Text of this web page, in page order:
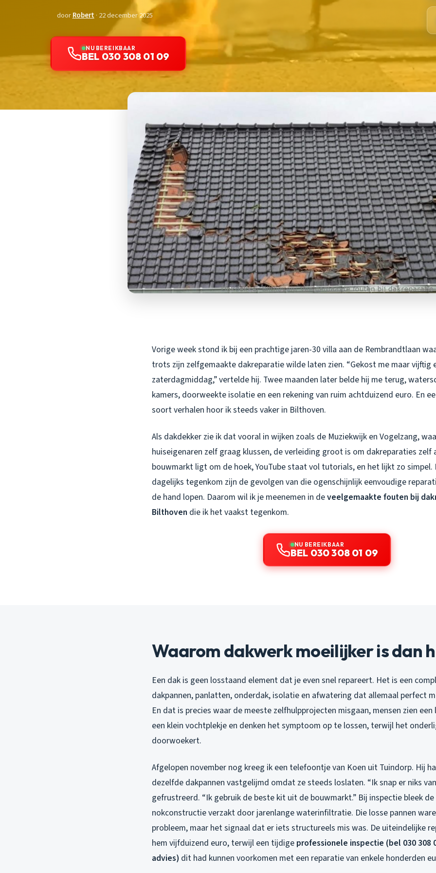
doorRobert· 22 december 2025
NU BEREIKBAAR
BEL 030 308 01 09
Vorige week stond ik bij een prachtige jaren-30 villa aan de Rembrandtlaan
trots zijn zelfgemaakte dakreparatie wilde laten zien. “Gekost me maar vijftig
zaterdagmiddag,” vertelde hij. Twee maanden later belde hij me terug,
kamers, doorweekte isolatie en een rekening van ruim achtduizend euro. En
soort verhalen hoor ik steeds vaker in Bilthoven.
Als dakdekker zie ik dat vooral in wijken zoals de Muziekwijk en Vogelzang,
huiseigenaren zelf graag klussen, de verleiding groot is om dakreparaties zelf
bouwmarkt ligt om de hoek, YouTube staat vol tutorials, en het lijkt zo simpel.
dagelijks tegenkom zijn de gevolgen van die ogenschijnlijk eenvoudige
de hand lopen. Daarom wil ik je meenemen in deveelgemaakte fouten bij
Bilthoven die ik het vaakst tegenkom.
NU BEREIKBAAR
BEL 030 308 01 09
Waarom dakwerk moeilijker is dan
Een dak is geen losstaand element dat je even snel repareert. Het is een
dakpannen, panlatten, onderdak, isolatie en afwatering dat allemaal perfect
En dat is precies waar de meeste zelfhulpprojecten misgaan, mensen zien
een klein vochtplekje en denken het symptoom op te lossen, terwijl het
doorwoekert.
Afgelopen november nog kreeg ik een telefoontje van Koen uit Tuindorp. Hij
dezelfde dakpannen vastgelijmd omdat ze steeds loslaten. “Ik snap er niks
gefrustreerd. “Ik gebruik de beste kit uit de bouwmarkt.” Bij inspectie bleek
nokconstructie verzakt door jarenlange waterinfiltratie. Die losse pannen
probleem, maar het signaal dat er iets structureels mis was. De uiteindelijke
hem vijfduizend euro, terwijl een tijdige professionele inspectie (bel 030 308
advies) dit had kunnen voorkomen met een reparatie van enkele honderden